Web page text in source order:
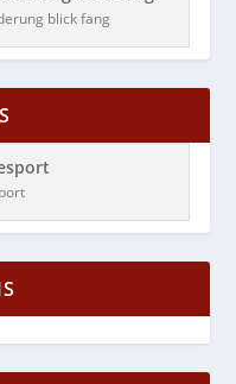
blick fang